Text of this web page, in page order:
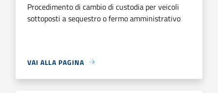
Procedimento di cambio di custodia per veicoli
sottoposti a sequestro o fermo amministrativo
VAI ALLA PAGINA